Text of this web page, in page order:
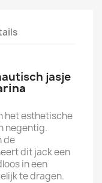
jasje
het esthetische
negentig.
de
dit jack een
in een
te dragen.